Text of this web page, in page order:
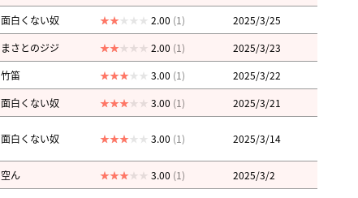
面白くない奴 2.00 (1)
2025/3/25
まさとのジジ 2.00 (1)
2025/3/23
竹笛 3.00 (1)
2025/3/22
面白くない奴 3.00 (1) 2025/3/21
面白くない奴 3.00 (1) 2025/3/14
空ん 3.00 (1)
2025/3/2